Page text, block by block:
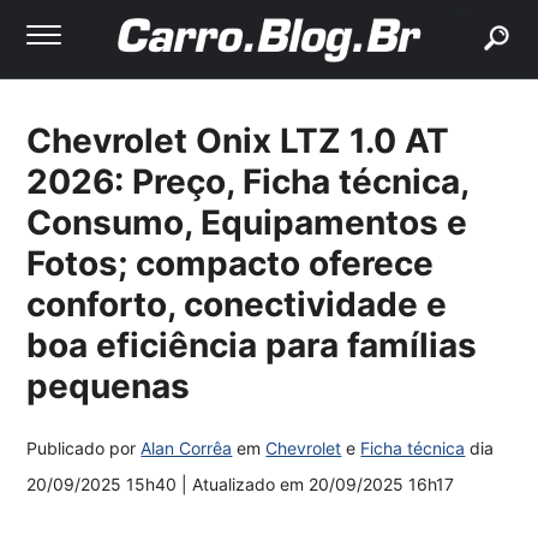
Chevrolet Onix LTZ 1.0 AT
2026: Preço, Ficha técnica,
Consumo, Equipamentos e
Fotos; compacto oferece
conforto, conectividade e
boa eficiência para famílias
pequenas
Publicado porAlan Corrêa emChevrolet e Ficha técnica dia
20/09/2025 15h40
| Atualizado em 20/09/2025 16h17